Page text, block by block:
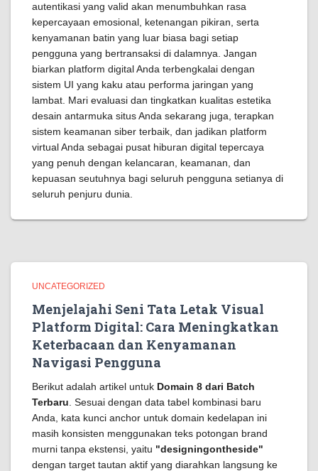
autentikasi yang valid akan menumbuhkan rasa
kepercayaan emosional, ketenangan pikiran, serta
kenyamanan batin yang luar biasa bagi setiap
pengguna yang bertransaksi di dalamnya. Jangan
biarkan platform digital Anda terbengkalai dengan
sistem UI yang kaku atau performa jaringan yang
lambat. Mari evaluasi dan tingkatkan kualitas estetika
desain antarmuka situs Anda sekarang juga, terapkan
sistem keamanan siber terbaik, dan jadikan platform
virtual Anda sebagai pusat hiburan digital tepercaya
yang penuh dengan kelancaran, keamanan, dan
kepuasan seutuhnya bagi seluruh pengguna setianya di
seluruh penjuru dunia.
UNCATEGORIZED
Menjelajahi Seni Tata Letak Visual
Platform Digital: Cara Meningkatkan
Keterbacaan dan Kenyamanan
Navigasi Pengguna
Berikut adalah artikel untuk Domain 8 dari Batch
Terbaru . Sesuai dengan data tabel kombinasi baru
Anda, kata kunci anchor untuk domain kedelapan ini
masih konsisten menggunakan teks potongan brand
murni tanpa ekstensi, yaitu "designingontheside"
dengan target tautan aktif yang diarahkan langsung ke